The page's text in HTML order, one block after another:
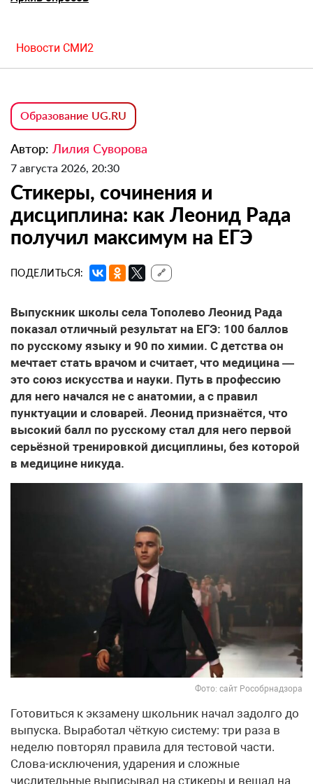
Новости СМИ2
Образование UG.RU
Автор: Лилия Суворова
7 августа 2026, 20:30
Стикеры, сочинения и
дисциплина: как Леонид Рада
получил максимум на ЕГЭ
ПОДЕЛИТЬСЯ: 🔗
Выпускник школы села Тополево Леонид Рада
показал отличный результат на ЕГЭ: 100 баллов
по русскому языку и 90 по химии. С детства он
мечтает стать врачом и считает, что медицина —
это союз искусства и науки. Путь в профессию
для него начался не с анатомии, а с правил
пунктуации и словарей. Леонид признаётся, что
высокий балл по русскому стал для него первой
серьёзной тренировкой дисциплины, без которой
в медицине никуда.
Фото: сайт Рособрнадзора
Готовиться к экзамену школьник начал задолго до
выпуска. Выработал чёткую систему: три раза в
неделю повторял правила для тестовой части.
Слова-исключения, ударения и сложные
числительные выписывал на стикеры и вешал на